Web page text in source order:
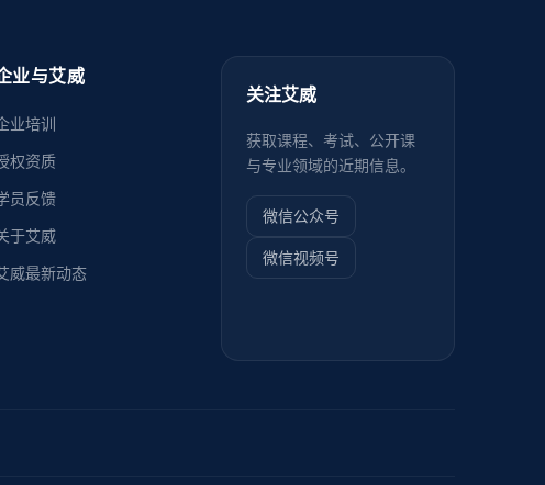
业与艾威
业培训
权资质
员反馈
于艾威
威最新动态
关注艾威
获取课程、考试、公开课
与专业领域的近期信息。
微信公众号
微信视频号